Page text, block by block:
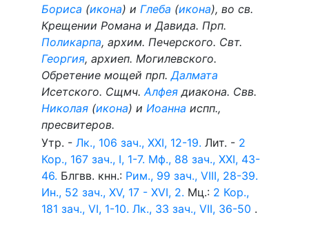
Бориса (икона) и Глеба (икона), во св.
Крещении Романа и Давида. Прп.
Поликарпа, архим. Печерского. Свт.
Георгия, архиеп. Могилевского.
Обретение мощей прп.Далмата
Исетского. Сщмч.Алфеядиакона. Свв.
Николая(икона) и Иоанна испп.,
пресвитеров.
Утр. - Лк., 106 зач., XXI, 12-19. Лит. - 2
Кор., 167 зач., I, 1-7. Мф., 88 зач., XXI, 43-
46. Блгвв. кнн.: Рим., 99 зач., VIII, 28-39.
Ин., 52 зач., XV, 17 - XVI, 2. Мц.: 2 Кор.,
181 зач., VI, 1-10. Лк., 33 зач., VII, 36-50 .